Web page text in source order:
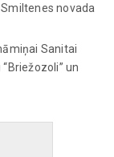
novada
Sanitai
un